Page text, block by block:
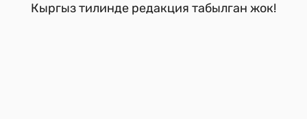
Кыргыз тилинде редакция табылган жок!